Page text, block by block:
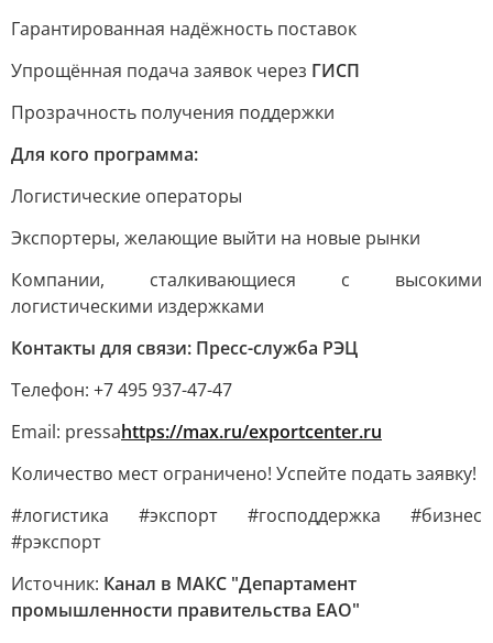
Гарантированная надёжность поставок
Упрощённая подача заявок через ГИСП
Прозрачность получения поддержки
Для кого программа:
Логистические операторы
Экспортеры, желающие выйти на новые рынки
Компании, сталкивающиеся с высокими
логистическими издержками
Контакты для связи: Пресс-служба РЭЦ
Телефон: +7 495 937-47-47
Email: pressahttps://max.ru/exportcenter.ru
Количество мест ограничено! Успейте подать заявку!
#логистика #экспорт #господдержка #бизнес
#рэкспорт
Источник: Канал в МАКС "Департамент
промышленности правительства ЕАО"